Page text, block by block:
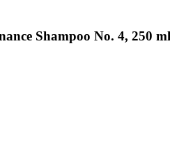
Shampoo No. 4, 250 ml